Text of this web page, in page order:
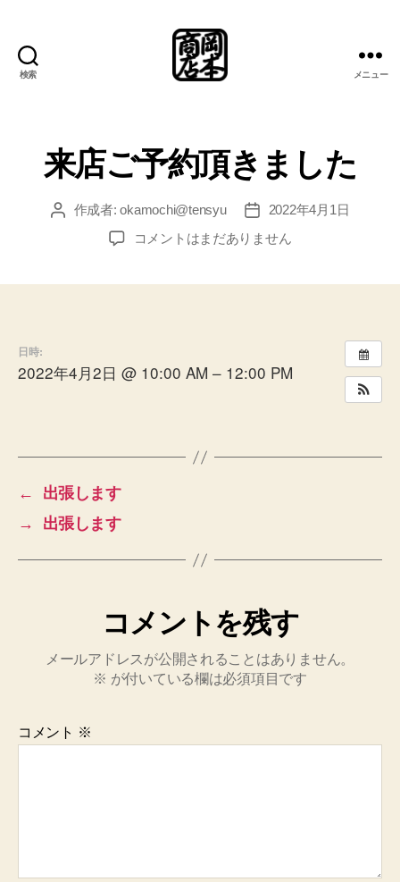
検索
店
総
案
所
メニュー
来店ご予約頂きました
投 作成者:okamochi@tensyu
投
稿
日
2022年4月1日
来
ま
の
コメントはまだありません
日時:
2022年4月2日 @ 10:00 AM – 12:00 PM
←
出張します
→
出張します
コメントを残す
メールアドレスが公開されることはありません。
※ が付いている欄は必須項目です
コメント ※